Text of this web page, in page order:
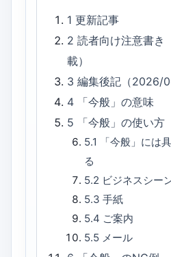
1更新記事
2読者向け注意書
載）
3編集後記（2026/
4
「今般」の意味
5
「今般」の使い方
5.1
「今般」には
る
5.2 ビジネスシー
5.3 手紙
5.4 ご案内
5.5 メール